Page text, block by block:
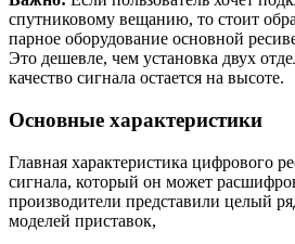
спутниковому вещанию, то стоит
парное оборудование основной
Это дешевле, чем установка двух
качество сигнала остается на высоте.
Основные характеристики
Главная характеристика цифрового
сигнала, который он может
производители представили целый
моделей приставок,